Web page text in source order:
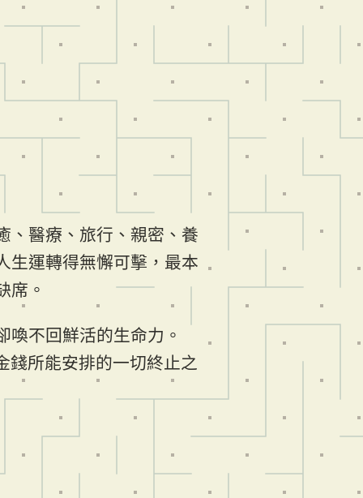
、醫療、旅行、親密、養
生運轉得無懈可擊，最本
席。
喚不回鮮活的生命力。
錢所能安排的一切終止之